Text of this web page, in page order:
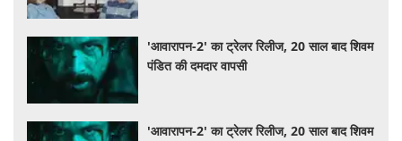
'आवारापन-2' का ट्रेलर रिलीज, 20 साल बाद शिवम
पंडित की दमदार वापसी
'आवारापन-2' का ट्रेलर रिलीज, 20 साल बाद शिवम